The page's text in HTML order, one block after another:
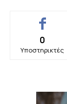
0
Υποστηρικτές